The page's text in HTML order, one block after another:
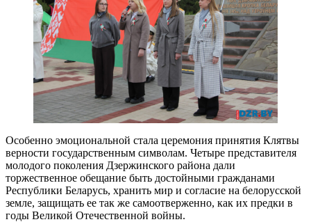
Особенно эмоциональной стала церемония принятия Клятвы
верности государственным символам. Четыре представителя
молодого поколения Дзержинского района дали
торжественное обещание быть достойными гражданами
Республики Беларусь, хранить мир и согласие на белорусской
земле, защищать ее так же самоотверженно, как их предки в
годы Великой Отечественной войны.